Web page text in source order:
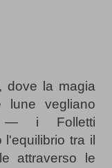
dove la magia
vegliano
— i Folletti
tra il
attraverso le